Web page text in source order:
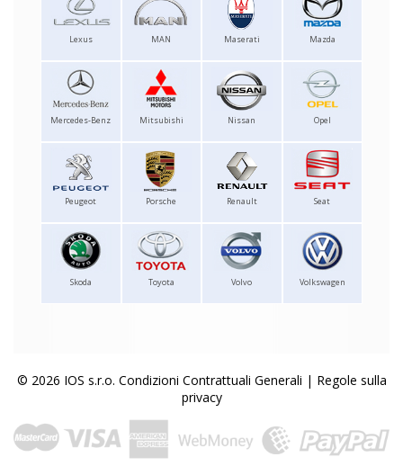
Lexus MAN Maserati Mazda
Mercedes-Benz Mitsubishi Nissan Opel
Peugeot Porsche Renault Seat
Skoda Toyota Volvo Volkswagen
© 2026 IOS s.r.o. Condizioni Contrattuali Generali | Regole sulla
privacy